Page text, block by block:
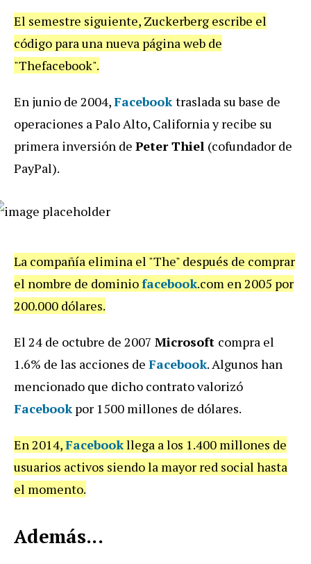
El semestre siguiente, Zuckerberg escribe el
código para una nueva página web de
"Thefacebook".
En junio de 2004,Facebook traslada su base de
operaciones a Palo Alto, California y recibe su
primera inversión de Peter Thiel (cofundador de
PayPal).
La compañía elimina el "The" después de comprar
el nombre de dominiofacebook.com en 2005 por
200.000 dólares.
El 24 de octubre de 2007 Microsoft compra el
1.6% de las acciones de Facebook. Algunos han
mencionado que dicho contrato valorizó
Facebookpor 1500 millones de dólares.
En 2014,Facebookllega a los 1.400 millones de
usuarios activos siendo la mayor red social hasta
el momento.
Además...